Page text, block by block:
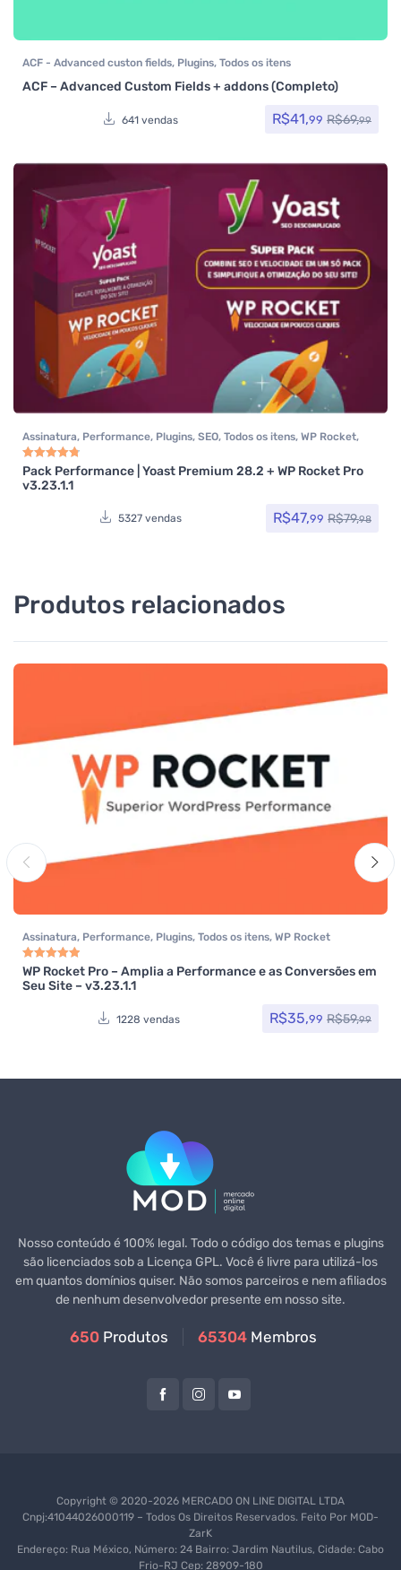
ACF - Advanced custon fields, Plugins, Todos os itens
ACF – Advanced Custom Fields + addons (Completo)
641 vendas R$41,99 R$69,99
Assinatura, Performance, Plugins, SEO, Todos os itens, WP Rocket,
Yoast SEO
Avaliação4.85
Pack Performance | Yoast Premium 28.2 + WP Rocket Pro
v3.23.1.1
5327 vendas R$47,99 R$79,98
Produtos relacionados
Assinatura, Performance, Plugins, Todos os itens, WP Rocket
Avaliação5.00de 5
WP Rocket Pro – Amplia a Performance e as Conversões em
Seu Site – v3.23.1.1
1228 vendas R$35,99 R$59,99
Nosso conteúdo é 100% legal. Todo o código dos temas e plugins
são licenciados sob a Licença GPL. Você é livre para utilizá-los
em quantos domínios quiser. Não somos parceiros e nem afiliados
de nenhum desenvolvedor presente em nosso site.
650 Produtos 65304 Membros
Copyright © 2020-2026 MERCADO ON LINE DIGITAL LTDA
Cnpj:41044026000119 – Todos Os Direitos Reservados. Feito Por MOD-
ZarK
Endereço: Rua México, Número: 24 Bairro: Jardim Nautilus, Cidade: Cabo
Frio-RJ Cep: 28909-180